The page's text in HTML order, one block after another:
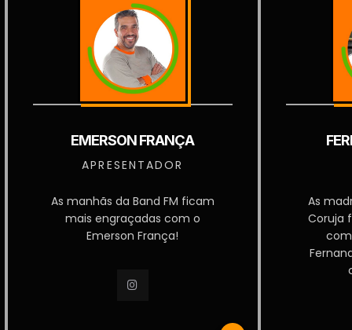
EMERSON FRANÇA
APRESENTADOR
As manhãs da Band FM ficam
mais engraçadas com o
Emerson França!
As
Coruja